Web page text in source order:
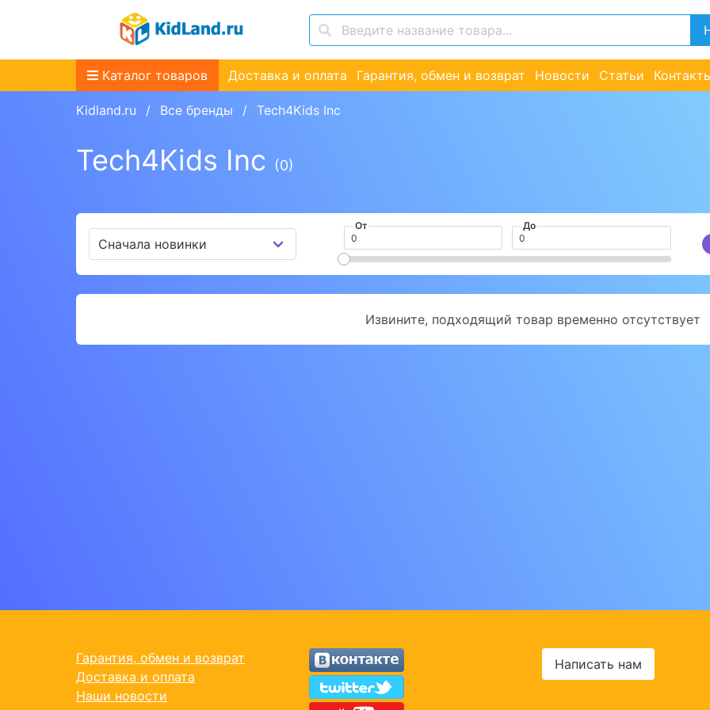
Каталог товаров Доставка и оплата Гарантия, обмен и возврат Новости Статьи
Kidland.ru Все бренды Tech4Kids Inc
Tech4Kids Inc (0)
От До
Извините, подходящий товар временно отсутствует
Гарантия, обмен и возврат
Доставка и оплата
Наши новости
Написать нам